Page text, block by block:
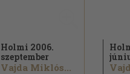
Holmi 2006.
szeptember
Vajda Miklós...